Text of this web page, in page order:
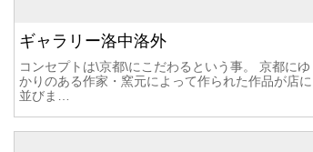
ギャラリー洛中洛外
コンセプトは\京都\にこだわるという事。 京都にゆ
かりのある作家・窯元によって作られた作品が店に
並びま…